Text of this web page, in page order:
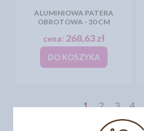
ALUMINIOWA PATERA
OBROTOWA - 30 CM
cena: 268,63 zł
DO KOSZYKA
1 2 3 4